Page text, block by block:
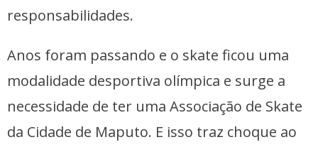
responsabilidades.
Anos foram passando e o skate ficou uma
modalidade desportiva olímpica e surge a
necessidade de ter uma Associação de Skate
da Cidade de Maputo. E isso traz choque ao